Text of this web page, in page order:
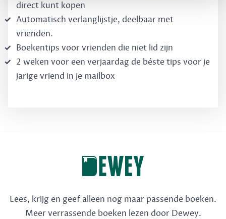
direct kunt kopen
Automatisch verlanglijstje, deelbaar met
vrienden.
Boekentips voor vrienden die niet lid zijn
2 weken voor een verjaardag de béste tips voor je
jarige vriend in je mailbox
Lees, krijg en geef alleen nog maar passende boeken.
Meer verrassende boeken lezen door Dewey.